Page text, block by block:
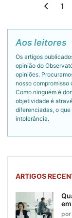
1
Aos leitores
Os artigos
opinião do
opiniões.
nosso
Como ninguém é
objetividade é
diferenciadas, o
intolerância.
ARTIGOS
por